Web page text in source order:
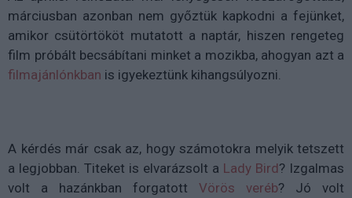
márciusban azonban nem győztük kapkodni a fejünket,
amikor csütörtököt mutatott a naptár, hiszen rengeteg
film próbált becsábítani minket a mozikba, ahogyan azt a
filmajánlónkban is igyekeztünk kihangsúlyozni.
A kérdés már csak az, hogy számotokra melyik tetszett
a legjobban. Titeket is elvarázsolt a Lady Bird? Izgalmas
volt a hazánkban forgatott Vörös veréb? Jó volt